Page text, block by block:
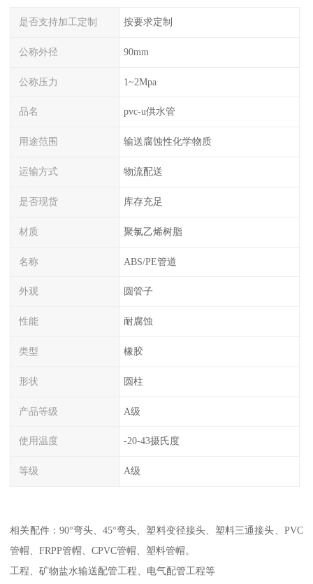
是否支持加工定制 按要求定制
公称外径 90mm
公称压力 1~2Mpa
品名 pvc-u供水管
用途范围 输送腐蚀性化学物质
运输方式 物流配送
是否现货 库存充足
材质 聚氯乙烯树脂
名称 ABS/PE管道
外观 圆管子
性能 耐腐蚀
类型 橡胶
形状 圆柱
产品等级 A级
使用温度 -20-43摄氏度
等级 A级
相关配件：90°弯头、45°弯头、塑料变径接头、塑料三通接头、PVC
管帽、FRPP管帽、CPVC管帽、塑料管帽。
工程、矿物盐水输送配管工程、电气配管工程等